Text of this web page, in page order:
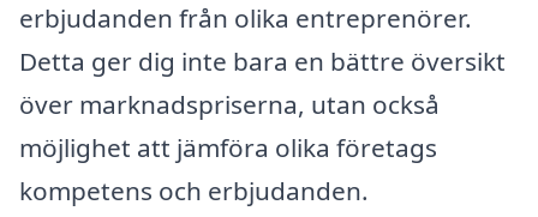
erbjudanden från olika entreprenörer.
Detta ger dig inte bara en bättre översikt
över marknadspriserna, utan också
möjlighet att jämföra olika företags
kompetens och erbjudanden.